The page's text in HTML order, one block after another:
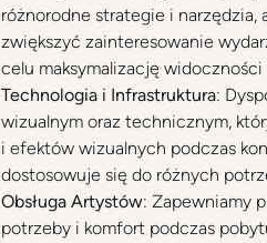
różnorodne strategie i
zwiększyć zainteresowanie
celu maksymalizację
Technologia i Infrastruktura:
wizualnym oraz technicznym,
i efektów wizualnych podczas
dostosowuje się do różnych
Obsługa Artystów: Zapewniamy
potrzeby i komfort podczas